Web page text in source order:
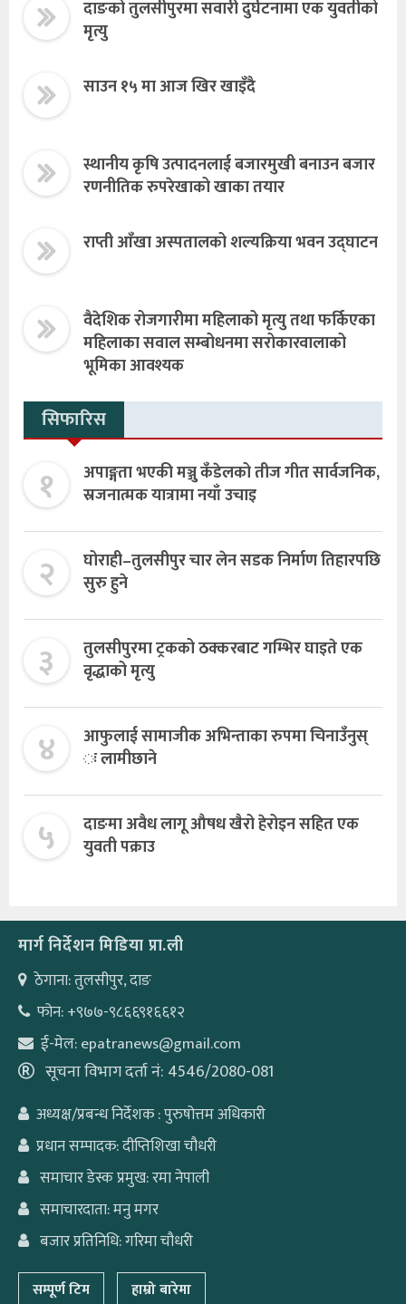
दाङको तुलसीपुरमा सवारी दुर्घटनामा एक युवतीको
मृत्यु
साउन १५ मा आज खिर खाइँदै
स्थानीय कृषि उत्पादनलाई बजारमुखी बनाउन बजार
रणनीतिक रुपरेखाको खाका तयार
राप्ती आँखा अस्पतालको शल्यक्रिया भवन उद्घाटन
वैदेशिक रोजगारीमा महिलाको मृत्यु तथा फर्किएका
महिलाका सवाल सम्बोधनमा सरोकारवालाको
भूमिका आवश्यक
सिफारिस
१
अपाङ्गता भएकी मञ्जु कँडेलको तीज गीत सार्वजनिक,
स्रजनात्मक यात्रामा नयाँ उचाइ
२
घोराही–तुलसीपुर चार लेन सडक निर्माण तिहारपछि
सुरु हुने
३
तुलसीपुरमा ट्रकको ठक्करबाट गम्भिर घाइते एक
वृद्धाको मृत्यु
४
आफुलाई सामाजीक अभिन्ताका रुपमा चिनाउँनुस्
ः लामीछाने
५
दाङमा अवैध लागू औषध खैरो हेरोइन सहित एक
युवती पक्राउ
मार्ग निर्देशन मिडिया प्रा.ली
ठेगाना: तुलसीपुर, दाङ
फोन: +९७७-९८६६९१६६१२
ई-मेल: epatranews@gmail.com
सूचना विभाग दर्ता नं: 4546/2080-081
अध्यक्ष/प्रबन्ध निर्देशक : पुरुषोत्तम अधिकारी
प्रधान सम्पादक: दीप्तिशिखा चौधरी
समाचार डेस्क प्रमुख: रमा नेपाली
समाचारदाता: मनु मगर
बजार प्रतिनिधि: गरिमा चौधरी
सम्पूर्ण टिम हाम्रो बारेमा